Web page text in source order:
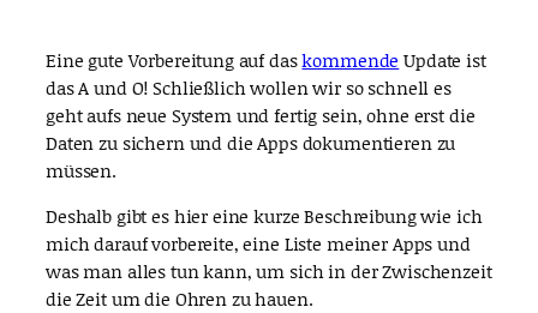
Eine gute Vorbereitung auf daskommende Update ist
das A und O! Schließlich wollen wir so schnell es
geht aufs neue System und fertig sein, ohne erst die
Daten zu sichern und die Apps dokumentieren zu
müssen.
Deshalb gibt es hier eine kurze Beschreibung wie ich
mich darauf vorbereite, eine Liste meiner Apps und
was man alles tun kann, um sich in der Zwischenzeit
die Zeit um die Ohren zu hauen.